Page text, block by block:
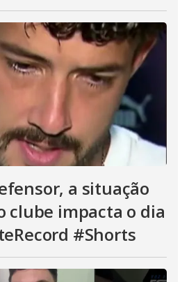
a situação
clube impacta o dia
#Shorts